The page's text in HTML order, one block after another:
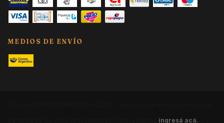
MEDIOS DE ENVÍO
ingresá acá.